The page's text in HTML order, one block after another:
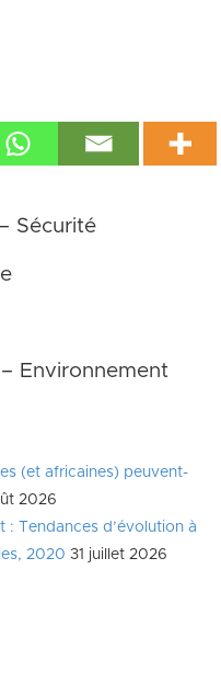
Sécurité
Environnement
(et africaines) peuvent-
2026
: Tendances d’évolution à
2020 31 juillet 2026